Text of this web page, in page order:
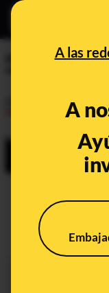
A las
A
resultados
No, la
elecciones